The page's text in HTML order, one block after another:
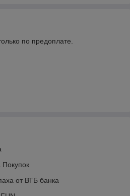
по предоплате.
Покупок
от ВТБ банка